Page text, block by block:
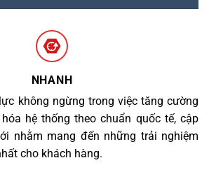
NHANH
không ngừng trong việc tăng cường
hệ thống theo chuẩn quốc tế, cập
nhằm mang đến những trải nghiệm
cho khách hàng.